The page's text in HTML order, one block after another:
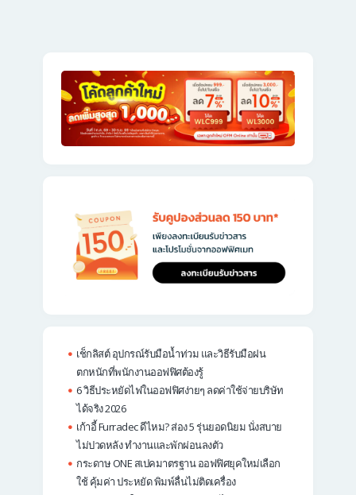
เช็กลิสต์ อุปกรณ์รับมือน้ำท่วม และวิธีรับมือฝน
ตกหนักที่พนักงานออฟฟิศต้องรู้
6 วิธีประหยัดไฟในออฟฟิศง่ายๆ ลดค่าใช้จ่ายบริษัท
ได้จริง 2026
เก้าอี้ Furradec ดีไหม? ส่อง 5 รุ่นยอดนิยม นั่งสบาย
ไม่ปวดหลัง ทำงานและพักผ่อนลงตัว
กระดาษ ONE สเปคมาตรฐาน ออฟฟิศยุคใหม่เลือก
ใช้ คุ้มค่า ประหยัด พิมพ์ลื่นไม่ติดเครื่อง